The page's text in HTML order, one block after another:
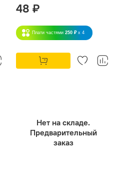
48 ₽
Плати частями 250 ₽ x 4
Нет на складе.
Предварительный
заказ